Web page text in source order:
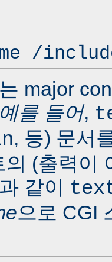
/
major
예를 들어,
, 등) 문서
의 (출력이
같이
으로 CGI